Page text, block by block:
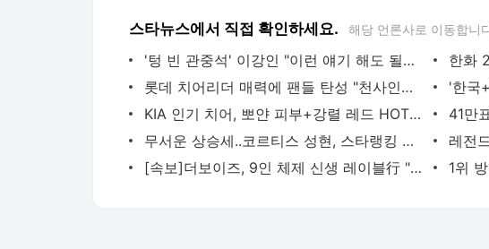
스타뉴스에서 직접 확인하세요. 해당 언론사로 이동합니
'텅 빈 관중석' 이강인 "이런 얘기 해도 될지 모르겠지만..." - 스타뉴스
롯데 치어리더 매력에 팬들 탄성 "천사인지 박담비인지" - 스타뉴스
KIA 인기 치어, 뽀얀 피부+강렬 레드 HOT 비키니 '눈길 확' - 스타뉴스
무서운 상승세..코르티스 성현, 스타랭킹 男아이돌 2주째 2위 | 스타뉴스
[속보]더보이즈, 9인 체제 신생 레이블行 "팬들과의 약속 최우선" | 스타뉴스